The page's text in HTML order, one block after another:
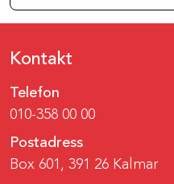
Kontakt
Telefon
010-358 00 00
Postadress
Box 601, 391 26 Kalmar